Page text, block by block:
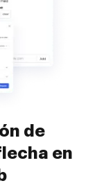
de
en